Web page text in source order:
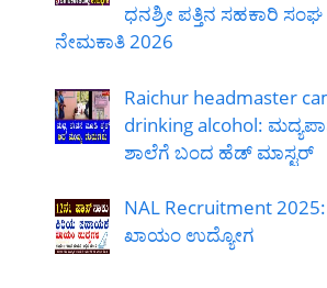
ಧನಶ್ರೀ ಪತ್ತಿನ ಸಹಕಾರಿ
ನೇಮಕಾತಿ 2026
Raichur headmaster
drinking alcohol:
ಶಾಲೆಗೆ ಬಂದ ಹೆಡ್ ಮಾಸ್ಟರ್
NAL Recruitment
ಖಾಯಂ ಉದ್ಯೋಗ